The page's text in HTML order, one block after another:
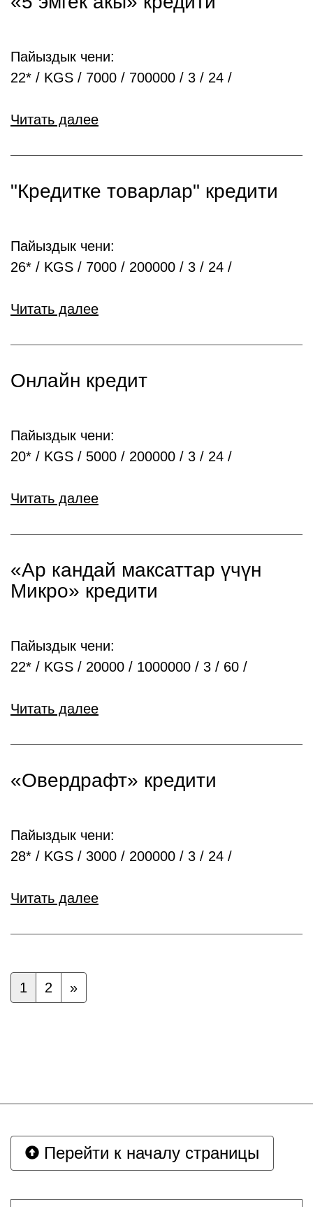
Пайыздык чени:
22* / KGS / 7000 / 700000 / 3 / 24 /
Читать далее
"Кредитке товарлар" кредити
Пайыздык чени:
26* / KGS / 7000 / 200000 / 3 / 24 /
Читать далее
Онлайн кредит
Пайыздык чени:
20* / KGS / 5000 / 200000 / 3 / 24 /
Читать далее
«Ар кандай максаттар үчүн
Микро» кредити
Пайыздык чени:
22* / KGS / 20000 / 1000000 / 3 / 60 /
Читать далее
«Овердрафт» кредити
Пайыздык чени:
28* / KGS / 3000 / 200000 / 3 / 24 /
Читать далее
1 2 »
Перейти к началу страницы